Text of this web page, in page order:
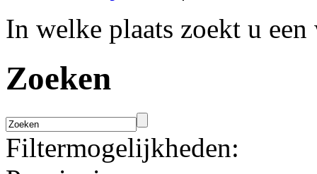
In welke plaats zoekt u een
Zoeken
Filtermogelijkheden: